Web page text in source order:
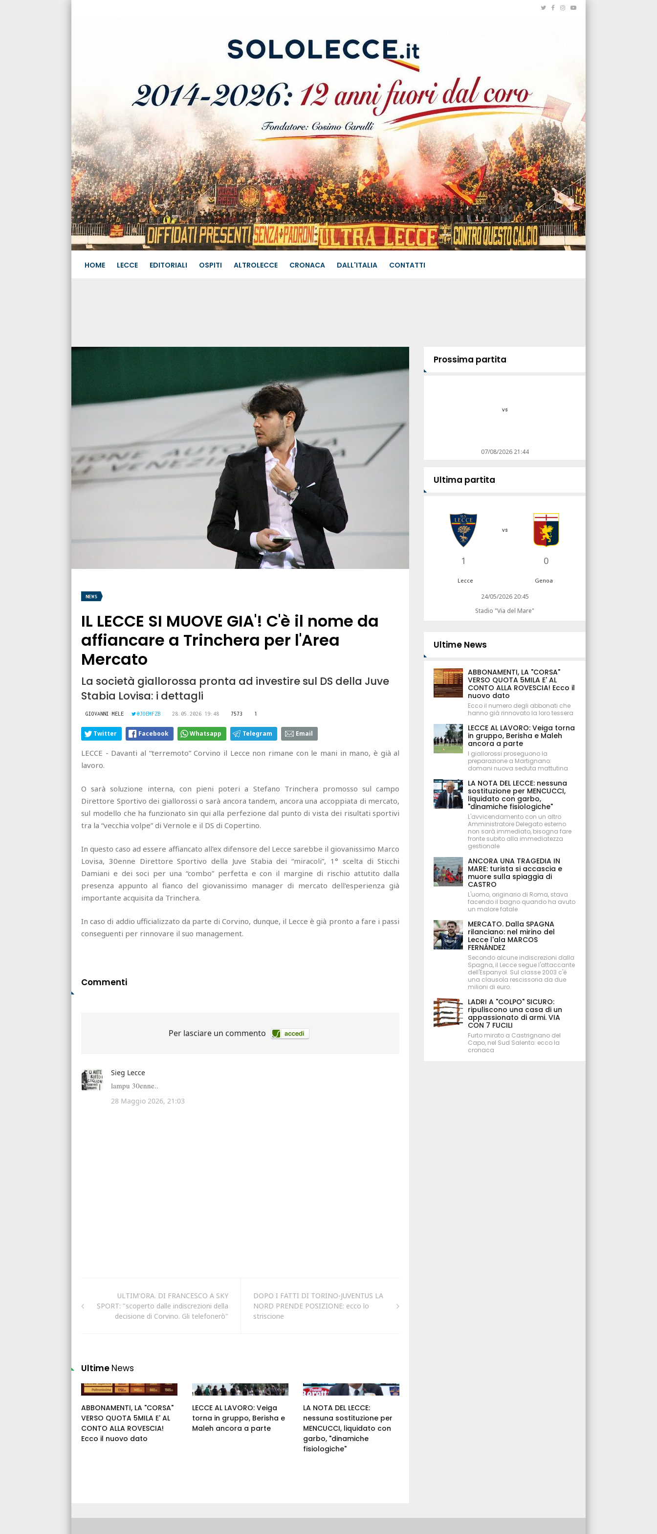
HOME LECCE EDITORIALI OSPITI ALTROLECCE CRONACA DALL'ITALIA CONTATTI
NEWS
IL LECCE SI MUOVE GIA'! C'è il nome da
affiancare a Trinchera per l'Area
Mercato
La società giallorossa pronta ad investire sul DS della Juve
Stabia Lovisa: i dettagli
GIOVANNI MELE @JOEMFZB 28.05.2026 19:48 7573 1
Twitter Facebook Whatsapp Telegram Email
LECCE - Davanti al “terremoto” Corvino il Lecce non rimane con le mani in mano, è già al
lavoro.
O sarà soluzione interna, con pieni poteri a Stefano Trinchera promosso sul campo
Direttore Sportivo dei giallorossi o sarà ancora tandem, ancora una accoppiata di mercato,
sul modello che ha funzionato sin qui alla perfezione dal punto di vista dei risultati sportivi
tra la “vecchia volpe” di Vernole e il DS di Copertino.
In questo caso ad essere affiancato all'ex difensore del Lecce sarebbe il giovanissimo Marco
Lovisa, 30enne Direttore Sportivo della Juve Stabia dei “miracoli”, 1° scelta di Sticchi
Damiani e dei soci per una “combo” perfetta e con il margine di rischio attutito dalla
presenza appunto al fianco del giovanissimo manager di mercato dell'esperienza già
importante acquisita da Trinchera.
In caso di addio ufficializzato da parte di Corvino, dunque, il Lecce è già pronto a fare i passi
conseguenti per rinnovare il suo management.
Commenti
ULTIM'ORA. DI FRANCESCO A SKY
SPORT: "scoperto dalle indiscrezioni della
decisione di Corvino. Gli telefonerò"
DOPO I FATTI DI TORINO-JUVENTUS LA
NORD PRENDE POSIZIONE: ecco lo
striscione
Ultime News
ABBONAMENTI, LA "CORSA"
VERSO QUOTA 5MILA E' AL
CONTO ALLA ROVESCIA!
Ecco il nuovo dato
LECCE AL LAVORO: Veiga
torna in gruppo, Berisha e
Maleh ancora a parte
LA NOTA DEL LECCE:
nessuna sostituzione per
MENCUCCI, liquidato con
garbo, "dinamiche
fisiologiche"
Prossima partita
vs
07/08/2026 21:44
Ultima partita
1
vs
0
Lecce Genoa
24/05/2026 20:45
Stadio "Via del Mare"
Ultime News
ABBONAMENTI, LA "CORSA"
VERSO QUOTA 5MILA E' AL
CONTO ALLA ROVESCIA! Ecco il
nuovo dato
Ecco il numero degli abbonati che
hanno già rinnovato la loro tessera
LECCE AL LAVORO: Veiga torna
in gruppo, Berisha e Maleh
ancora a parte
I giallorossi proseguono la
preparazione a Martignano:
domani nuova seduta mattutina
LA NOTA DEL LECCE: nessuna
sostituzione per MENCUCCI,
liquidato con garbo,
"dinamiche fisiologiche"
L'avvicendamento con un altro
Amministratore Delegato esterno
non sarà immediato, bisogna fare
fronte subito alla immediatezza
gestionale
ANCORA UNA TRAGEDIA IN
MARE: turista si accascia e
muore sulla spiaggia di
CASTRO
L'uomo, originario di Roma, stava
facendo il bagno quando ha avuto
un malore fatale
MERCATO. Dalla SPAGNA
rilanciano: nel mirino del
Lecce l'ala MARCOS
FERNÁNDEZ
Secondo alcune indiscrezioni dalla
Spagna, il Lecce segue l'attaccante
dell'Espanyol. Sul classe 2003 c'è
una clausola rescissoria da due
milioni di euro.
LADRI A "COLPO" SICURO:
ripuliscono una casa di un
appassionato di armi. VIA
CON 7 FUCILI
Furto mirato a Castrignano del
Capo, nel Sud Salento: ecco la
cronaca